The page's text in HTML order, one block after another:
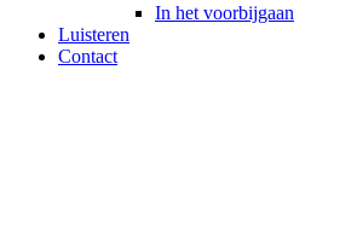
In het voorbijgaan
Luisteren
Contact